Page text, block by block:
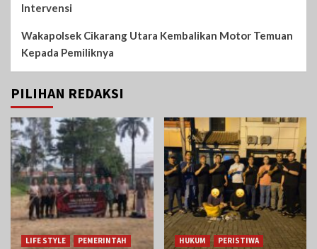
Intervensi
Wakapolsek Cikarang Utara Kembalikan Motor Temuan
Kepada Pemiliknya
PILIHAN REDAKSI
LIFE STYLE
PEMERINTAH
HUKUM
PERISTIWA